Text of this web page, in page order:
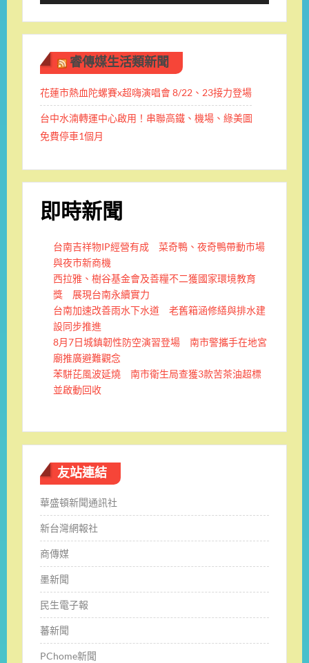
睿傳媒生活類新聞
花蓮市熱血陀螺賽x超嗨演唱會 8/22、23接力登場
台中水湳轉運中心啟用！串聯高鐵、機場、綠美圖
免費停車1個月
即時新聞
台南吉祥物IP經營有成 菜奇鴨、夜奇鴨帶動市場
與夜市新商機
西拉雅、樹谷基金會及善糧不二獲國家環境教育
獎 展現台南永續實力
台南加速改善雨水下水道 老舊箱涵修繕與排水建
設同步推進
8月7日城鎮韌性防空演習登場 南市警攜手在地宮
廟推廣避難觀念
苯駢芘風波延燒 南市衛生局查獲3款苦茶油超標
並啟動回收
友站連結
華盛頓新聞通訊社
新台灣網報社
商傳媒
墨新聞
民生電子報
蕃新聞
PChome新聞